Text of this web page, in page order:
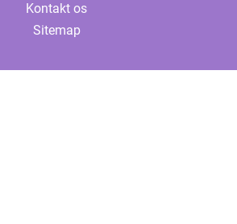
Kontakt os
Sitemap